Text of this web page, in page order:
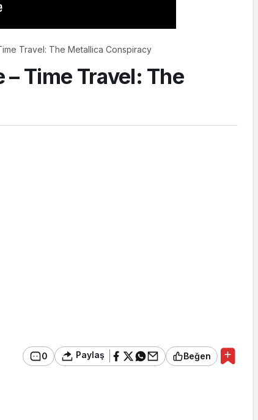
Travel: The Metallica Conspiracy
Time Travel: The
0 Paylaş Beğen